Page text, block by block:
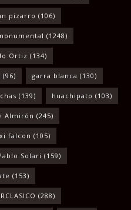
pizarro (106)
(1248)
Ortiz (134)
(96) garra blanca (130)
(139) huachipato (103)
Almirón (245)
falcon (105)
Solari (159)
(153)
(288)